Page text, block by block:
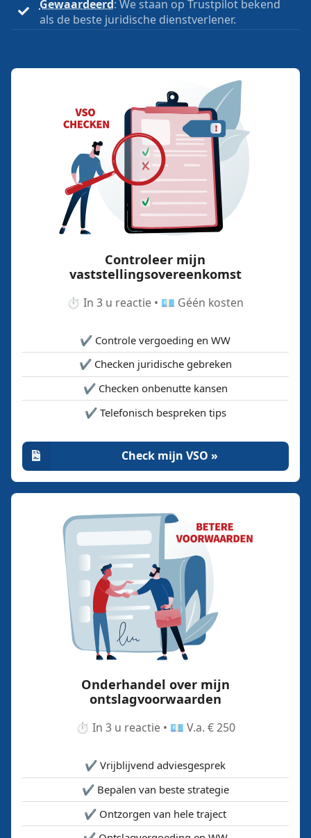
Gewaardeerd: We staan op Trustpilot bekend
als de beste juridische dienstverlener.
Controleer mijn
vaststellingsovereenkomst
⏱️ In 3 u reactie • 💶 Géén kosten
✔️ Controle vergoeding en WW
✔️ Checken juridische gebreken
✔️ Checken onbenutte kansen
✔️ Telefonisch bespreken tips
Check mijn VSO »
Onderhandel over mijn
ontslagvoorwaarden
⏱️ In 3 u reactie • 💶 V.a. € 250
✔️ Vrijblijvend adviesgesprek
✔️ Bepalen van beste strategie
✔️ Ontzorgen van hele traject